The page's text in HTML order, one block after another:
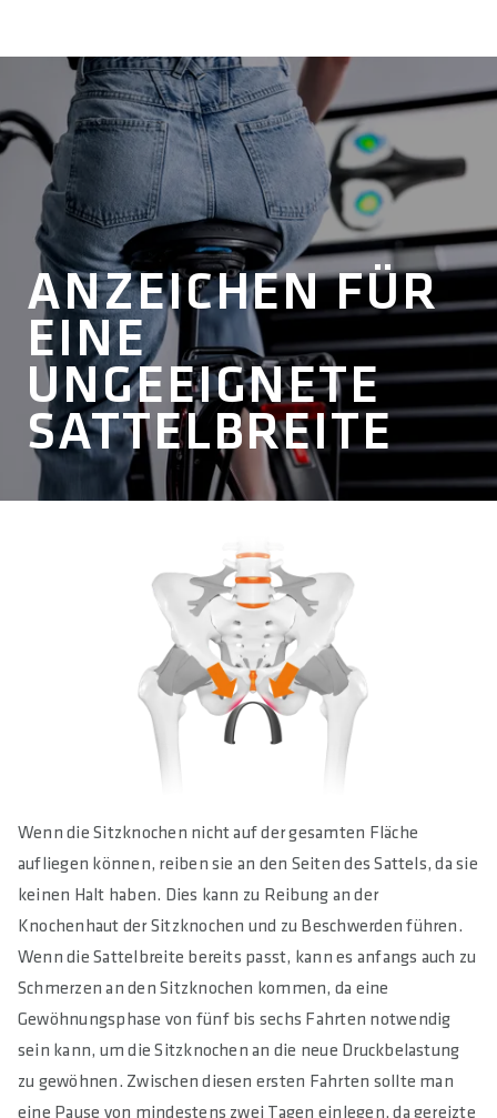
ANZEICHEN FÜR
EINE
UNGEEIGNETE
SATTELBREITE
Wenn die Sitzknochen nicht auf der gesamten Fläche
aufliegen können, reiben sie an den Seiten des Sattels, da sie
keinen Halt haben. Dies kann zu Reibung an der
Knochenhaut der Sitzknochen und zu Beschwerden führen.
Wenn die Sattelbreite bereits passt, kann es anfangs auch zu
Schmerzen an den Sitzknochen kommen, da eine
Gewöhnungsphase von fünf bis sechs Fahrten notwendig
sein kann, um die Sitzknochen an die neue Druckbelastung
zu gewöhnen. Zwischen diesen ersten Fahrten sollte man
eine Pause von mindestens zwei Tagen einlegen, da gereizte